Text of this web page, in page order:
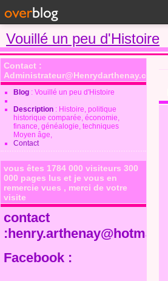
Vouillé un peu d'Histoire
Contact :
Administrateur@Henrydarthenay.com
Blog : Vouillé un peu d'Histoire
Description : Histoire, politique
historique comparée, économie,
finance, généalogie, techniques
Moyen âge,
Contact
vous êtes 1784 000 visiteurs 300
000 pages lus et je vous en
remercie vues , merci de votre
visite
contact
:henry.arthenay@hotmail.fr
Facebook :